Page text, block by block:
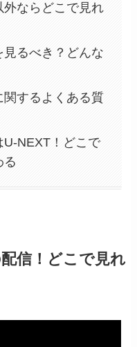
外ならどこで見れ
見るべき？どんな
関するよくある質
U-NEXT！どこで
る
配信！どこで見れ